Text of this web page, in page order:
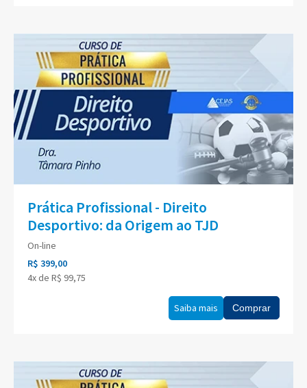
Prática Profissional - Direito
Desportivo: da Origem ao TJD
On-line
R$ 399,00
4x de R$ 99,75
Saiba mais Comprar